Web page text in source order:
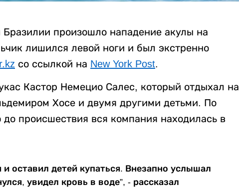
произошло нападение акулы на
лишился левой ноги и был экстренно
со ссылкой на New York Post.
Кастор Немецио Салес, который отдыхал на
Хосе и двумя другими детьми. По
происшествия вся компания находилась в
оставил детей купаться. Внезапно услышал
увидел кровь в воде”, - рассказал